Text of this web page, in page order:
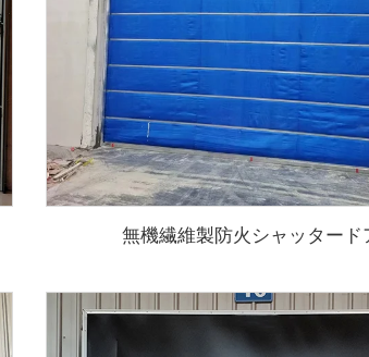
無機繊維製防火シャッタード